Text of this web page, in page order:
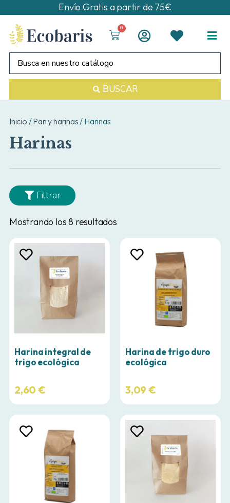
Envío Gratis a partir de 75€
0
BUSCAR
Inicio /Pan y harinas/ Harinas
Harinas
Filtrar
Mostrando los 8 resultados
Harina integral de
trigo ecológica
2,60 €
Harina de trigo duro
ecológica
3,09 €